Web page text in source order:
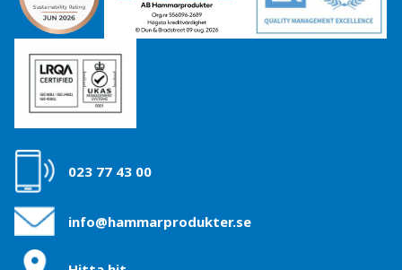
023 77 43 00
info@hammarprodukter.se